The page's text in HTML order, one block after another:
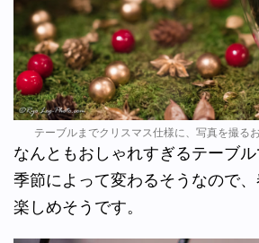
テーブルまでクリスマス仕様に、写真を撮る
なんともおしゃれすぎるテーブ
季節によって変わるそうなので
楽しめそうです。